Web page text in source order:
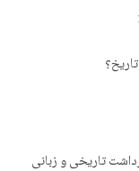
تاریخی و زبانی